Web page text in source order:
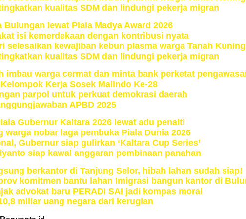
kualitas SDM dan lindungi pekerja migran
lewat Piala Madya Award 2026
isi kemerdekaan dengan kontribusi nyata
selesaikan kewajiban kebun plasma warga Tanah Kuning
kualitas SDM dan lindungi pekerja migran
warga cermat dan minta bank perketat
Kerja Sosek Malindo Ke-28
parpol untuk perkuat demokrasi daerah
APBD 2025
Gubernur Kaltara 2026 lewat adu penalti
nobar laga pembuka Piala Dunia 2026
Gubernur siap gulirkan ‘Kaltara Cup Series’
siap kawal anggaran pembinaan panahan
berkantor di Tanjung Selor, hibah lahan sudah siap!
komitmen bantu lahan Imigrasi bangun kantor di
advokat baru PERADI SAI jadi kompas moral
miliar uang negara dari kerugian